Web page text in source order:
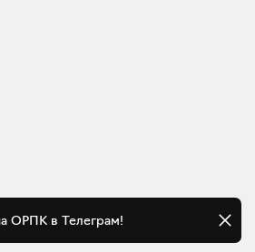
ОРПК в Телеграм!